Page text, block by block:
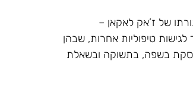
של ז’אק לאקאן –
שפעל במחצית השנייה של המאה ה־20. בניגוד לגישות טיפוליות אחרות, שבהן
בשפה, בתשוקה ובשאלת